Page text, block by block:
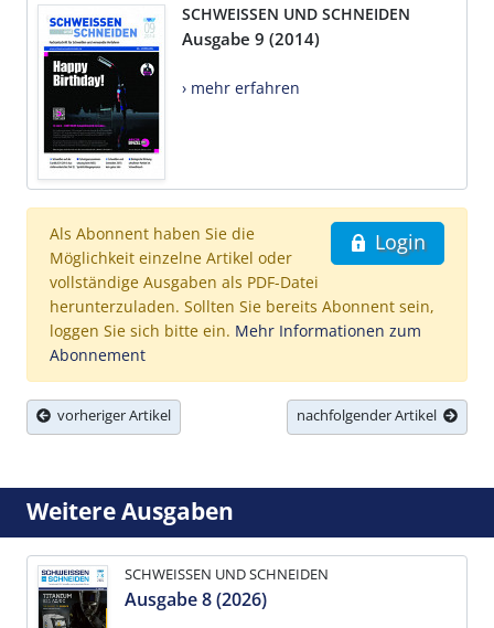
SCHWEISSEN UND SCHNEIDEN
Ausgabe 9 (2014)
› mehr erfahren
Login
Als Abonnent haben Sie die
Möglichkeit einzelne Artikel oder
vollständige Ausgaben als PDF-Datei
herunterzuladen. Sollten Sie bereits Abonnent sein,
loggen Sie sich bitte ein. Mehr Informationen zum
Abonnement
vorheriger Artikel nachfolgender Artikel
Weitere Ausgaben
SCHWEISSEN UND SCHNEIDEN
Ausgabe 8 (2026)